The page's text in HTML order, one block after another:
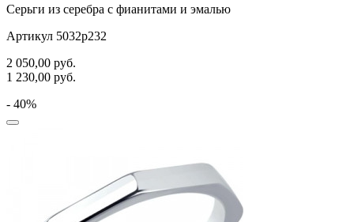
Серьги из серебра с фианитами и эмалью
Артикул 5032р232
2 050,00 руб.
1 230,00 руб.
- 40%